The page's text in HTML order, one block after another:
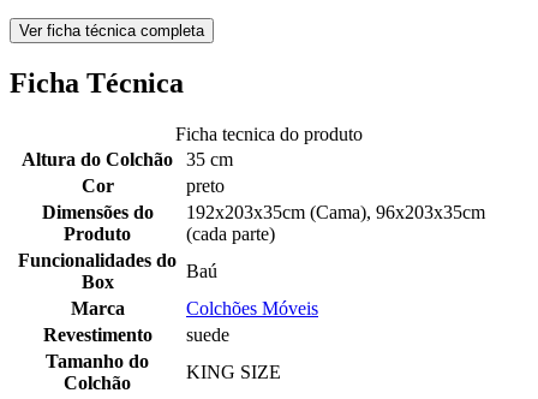
Ver ficha técnica completa
Ficha Técnica
Ficha tecnica do produto
Altura do Colchão
35 cm
Cor
preto
Dimensões do
Produto
192x203x35cm (Cama), 96x203x35cm
(cada parte)
Funcionalidades do
Box
Baú
Marca
Colchões Móveis
Revestimento
suede
Tamanho do
Colchão
KING SIZE